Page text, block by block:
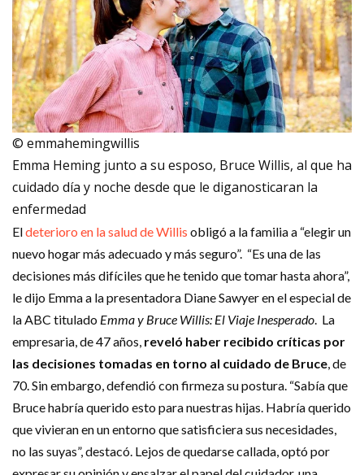
© emmahemingwillis
Emma Heming junto a su esposo, Bruce Willis, al que ha
cuidado día y noche desde que le diganosticaran la
enfermedad
Eldeterioro en la salud de Willis obligó a la familia a “elegir un
nuevo hogar más adecuado y más seguro”. “Es una de las
decisiones más difíciles que he tenido que tomar hasta ahora”,
le dijo Emma a la presentadora Diane Sawyer en el especial de
la ABC titulado Emma y Bruce Willis: El Viaje Inesperado. La
empresaria, de 47 años, reveló haber recibido críticas por
las decisiones tomadas en torno al cuidado de Bruce, de
70. Sin embargo, defendió con firmeza su postura. “Sabía que
Bruce habría querido esto para nuestras hijas. Habría querido
que vivieran en un entorno que satisficiera sus necesidades,
no las suyas”, destacó. Lejos de quedarse callada, optó por